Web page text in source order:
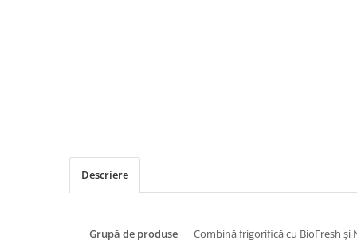
Descriere
Grupă de produse
Combină frigorifică cu BioFresh şi